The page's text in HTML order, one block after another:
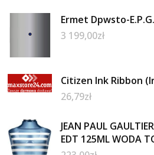
Ermet Dpwsto-
3 199,00zł
Citizen Ink Ribbon
26,79zł
JEAN PAUL
EDT 125ML WODA